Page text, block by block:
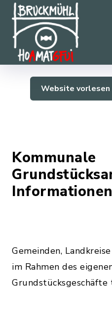
Website vorlesen
Kommunale
Informationen
Gemeinden,
im Rahmen des
Grundstücksgeschäfte